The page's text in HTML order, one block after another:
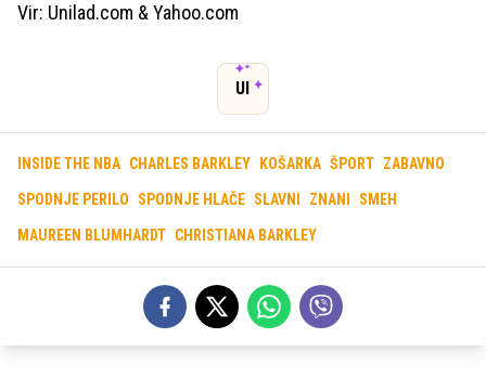
Vir: Unilad.com & Yahoo.com
UI
INSIDE THE NBA CHARLES BARKLEY KOŠARKA ŠPORT ZABAVNO
SPODNJE PERILO SPODNJE HLAČE SLAVNI ZNANI SMEH
MAUREEN BLUMHARDT CHRISTIANA BARKLEY